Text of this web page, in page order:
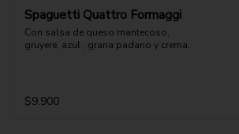
Spaguetti Quattro Formaggi
Con salsa de queso mantecoso,
gruyere, azul , grana padano y crema.
$9.900